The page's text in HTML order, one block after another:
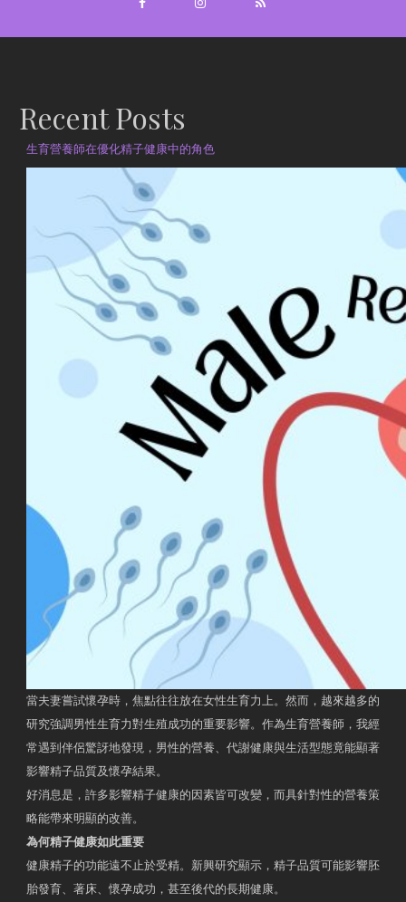
Recent Posts
生育營養師在優化精子健康中的角色
當夫妻嘗試懷孕時，焦點往往放在女性生育力上。然而，越來越多的
研究強調男性生育力對生殖成功的重要影響。作為生育營養師，我經
常遇到伴侶驚訝地發現，男性的營養、代謝健康與生活型態竟能顯著
影響精子品質及懷孕結果。
好消息是，許多影響精子健康的因素皆可改變，而具針對性的營養策
略能帶來明顯的改善。
為何精子健康如此重要
健康精子的功能遠不止於受精。新興研究顯示，精子品質可能影響胚
胎發育、著床、懷孕成功，甚至後代的長期健康。